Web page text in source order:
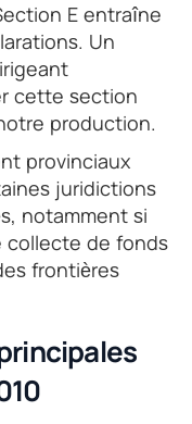
E entraîne
Un
cette section
production.
provinciaux
juridictions
notamment si
collecte de fonds
frontières